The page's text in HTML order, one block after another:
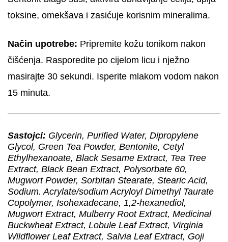
toksine, omekšava i zasićuje korisnim mineralima.
Način upotrebe: Pripremite kožu tonikom nakon
čišćenja. Rasporedite po cijelom licu i nježno
masirajte 30 sekundi. Isperite mlakom vodom nakon
15 minuta.
Sastojci: Glycerin, Purified Water, Dipropylene
Glycol, Green Tea Powder, Bentonite, Cetyl
Ethylhexanoate, Black Sesame Extract, Tea Tree
Extract, Black Bean Extract, Polysorbate 60,
Mugwort Powder, Sorbitan Stearate, Stearic Acid,
Sodium. Acrylate/sodium Acryloyl Dimethyl Taurate
Copolymer, Isohexadecane, 1,2-hexanediol,
Mugwort Extract, Mulberry Root Extract, Medicinal
Buckwheat Extract, Lobule Leaf Extract, Virginia
Wildflower Leaf Extract, Salvia Leaf Extract, Goji